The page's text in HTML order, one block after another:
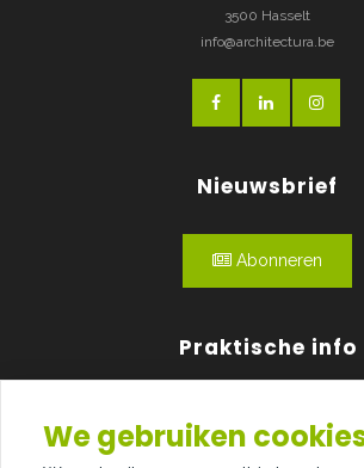
3500 Hasselt
info@architectura.be
Nieuwsbrief
Abonneren
Praktische info
Over ons
We gebruiken